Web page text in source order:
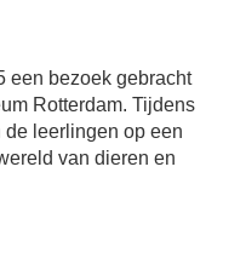
een bezoek gebracht
Rotterdam. Tijdens
leerlingen op een
van dieren en